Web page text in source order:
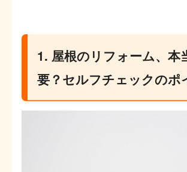
1. 屋根のリフォーム、本
要？セルフチェックのポ